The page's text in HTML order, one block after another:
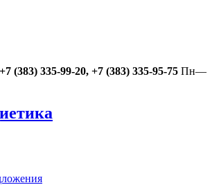
(383) 335-99-20, +7 (383) 335-95-75 Пн—